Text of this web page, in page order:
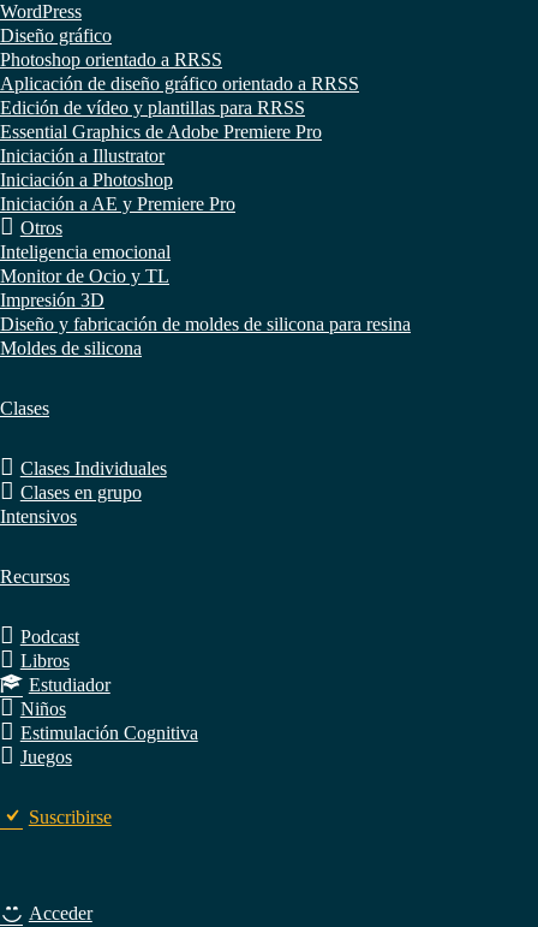
WordPress
Diseño gráfico
Photoshop orientado a RRSS
Aplicación de diseño gráfico orientado a RRSS
Edición de vídeo y plantillas para RRSS
Essential Graphics de Adobe Premiere Pro
Iniciación a Illustrator
Iniciación a Photoshop
Iniciación a AE y Premiere Pro
Otros
Inteligencia emocional
Monitor de Ocio y TL
Impresión 3D
Diseño y fabricación de moldes de silicona para resina
Moldes de silicona
Clases
Clases Individuales
Clases en grupo
Intensivos
Recursos
Podcast
Libros
Estudiador
Niños
Estimulación Cognitiva
Juegos
Suscribirse
Acceder